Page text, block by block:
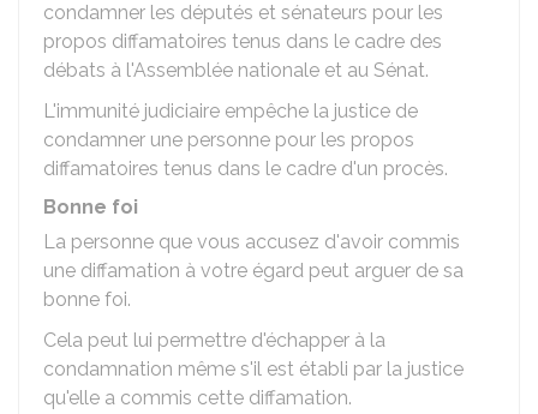
condamner les députés et sénateurs pour les
propos diffamatoires tenus dans le cadre des
débats à l'Assemblée nationale et au Sénat.
L'immunité judiciaire empêche la justice de
condamner une personne pour les propos
diffamatoires tenus dans le cadre d'un procès.
Bonne foi
La personne que vous accusez d'avoir commis
une diffamation à votre égard peut arguer de sa
bonne foi.
Cela peut lui permettre d'échapper à la
condamnation même s'il est établi par la justice
qu'elle a commis cette diffamation.